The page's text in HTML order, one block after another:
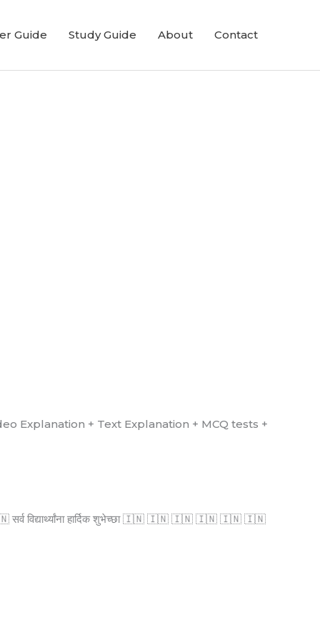
Guide Study Guide About Contact
(Video Explanation + Text Explanation + MCQ tests +
हार्दिक शुभेच्छा 🇮🇳 🇮🇳 🇮🇳 🇮🇳 🇮🇳 🇮🇳